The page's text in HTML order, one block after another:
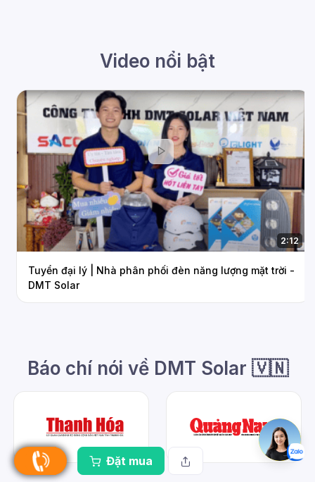
Đặt mua
Video nổi bật
2:12
Tuyển đại lý | Nhà phân phối đèn năng lượng mặt trời -
DMT Solar
Báo chí nói về DMT Solar 🇻🇳